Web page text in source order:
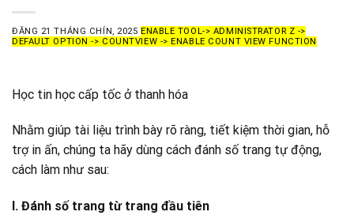
ĐĂNG 21 THÁNG CHÍN, 2025 ENABLE TOOL-> ADMINISTRATOR Z ->
DEFAULT OPTION -> COUNTVIEW -> ENABLE COUNT VIEW FUNCTION
Học tin học cấp tốc ở thanh hóa
Nhằm giúp tài liệu trình bày rõ ràng, tiết kiệm thời gian, hỗ
trợ in ấn, chúng ta hãy dùng cách đánh số trang tự động,
cách làm như sau:
I. Đánh số trang từ trang đầu tiên